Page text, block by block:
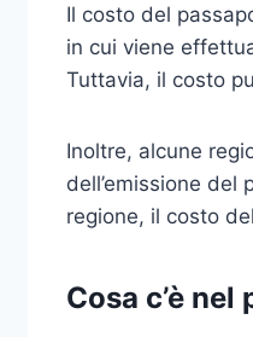
Il costo del
in cui viene
Tuttavia, il costo
Inoltre, alcune
dell’emissione
regione, il costo
Cosa c’è